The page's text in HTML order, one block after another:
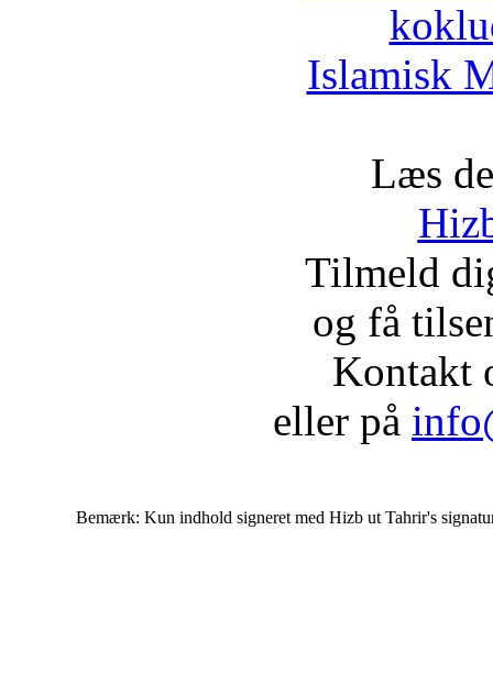
Islamisk
Læs
Tilmeld
og få
Kontakt
eller på
Bemærk: Kun indhold signeret med Hizb ut Tahrir's